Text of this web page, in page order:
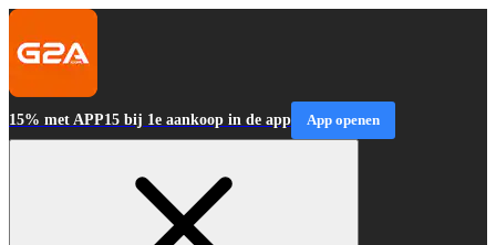
15% met APP15 bij 1e aankoop in de app App openen